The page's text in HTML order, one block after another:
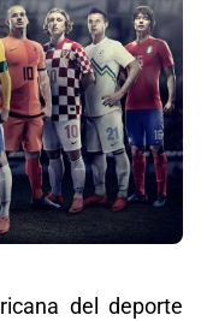
del deporte